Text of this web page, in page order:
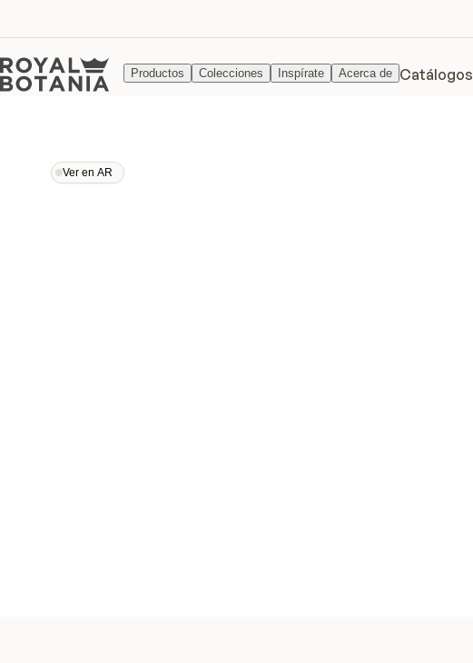
Productos Colecciones Inspírate Acerca de Catálogos
Ver en AR
Ver en AR